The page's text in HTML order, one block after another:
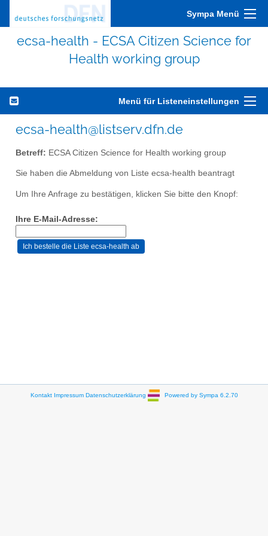
Sympa Menü
ecsa-health - ECSA Citizen Science for
Health working group
Menü für Listeneinstellungen
ecsa-health@listserv.dfn.de
Betreff: ECSA Citizen Science for Health working group
Sie haben die Abmeldung von Liste ecsa-health beantragt
Um Ihre Anfrage zu bestätigen, klicken Sie bitte den Knopf:
Ihre E-Mail-Adresse:
Kontakt Impressum Datenschutzerklärung Powered by Sympa 6.2.70